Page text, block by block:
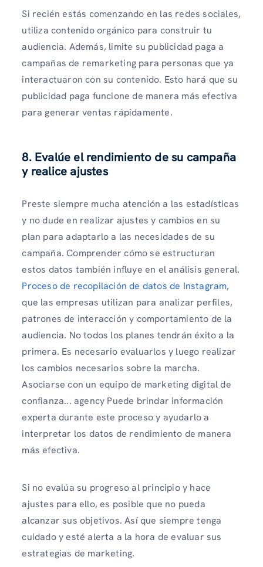
Si recién estás comenzando en las redes sociales,
utiliza contenido orgánico para construir tu
audiencia. Además, limite su publicidad paga a
campañas de remarketing para personas que ya
interactuaron con su contenido. Esto hará que su
publicidad paga funcione de manera más efectiva
para generar ventas rápidamente.
8. Evalúe el rendimiento de su campaña
y realice ajustes
Preste siempre mucha atención a las estadísticas
y no dude en realizar ajustes y cambios en su
plan para adaptarlo a las necesidades de su
campaña. Comprender cómo se estructuran
estos datos también influye en el análisis general.
Proceso de recopilación de datos de Instagram,
que las empresas utilizan para analizar perfiles,
patrones de interacción y comportamiento de la
audiencia. No todos los planes tendrán éxito a la
primera. Es necesario evaluarlos y luego realizar
los cambios necesarios sobre la marcha.
Asociarse con un equipo de marketing digital de
confianza... agency Puede brindar información
experta durante este proceso y ayudarlo a
interpretar los datos de rendimiento de manera
más efectiva.
Si no evalúa su progreso al principio y hace
ajustes para ello, es posible que no pueda
alcanzar sus objetivos. Así que siempre tenga
cuidado y esté alerta a la hora de evaluar sus
estrategias de marketing.